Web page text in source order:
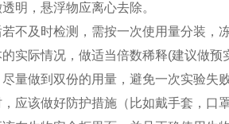
明，悬浮物应离心去除。
不及时检测，需按一次使用量分装，
实际情况，做适当倍数稀释(建议做预
量做到双份的用量，避免一次实验失
应该做好防护措施（比如戴手套，口